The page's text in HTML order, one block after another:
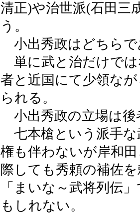
清正)や治世派(石田三
う。
小出秀政はどちら
単に武と治だけでは
者と近国にて少領な
られる。
小出秀政の立場は後
七本槍という派手な
権も伴わないが岸和
際しても秀頼の補佐
「まいな～武将列伝
もしれない。